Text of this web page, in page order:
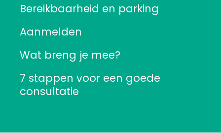
Bereikbaarheid en parking
Aanmelden
Wat breng je mee?
7 stappen voor een goede
consultatie